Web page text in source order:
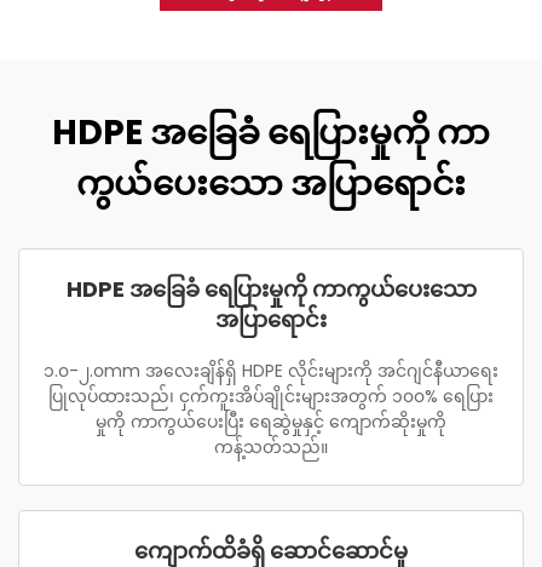
HDPE အခြေခံ ရေပြားမှုကို ကာ
ကွယ်ပေးသော အပြာရောင်း
HDPE အခြေခံ ရေပြားမှုကို ကာကွယ်ပေးသော
အပြာရောင်း
၁.၀-၂.၀mm အလေးချိန်ရှိ HDPE လိုင်းများကို အင်ဂျင်နီယာရေး
ပြုလုပ်ထားသည်၊ ငှက်ကူးအိပ်ချိုင်းများအတွက် ၁၀၀% ရေပြား
မှုကို ကာကွယ်ပေးပြီး ရေဆွဲမှုနှင့် ကျောက်ဆိုးမှုကို
ကန့်သတ်သည်။
ကျောက်ထိခံရှိ ဆောင်ဆောင်မှု